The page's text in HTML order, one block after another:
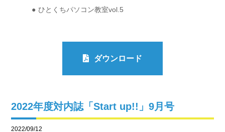
ひとくちパソコン教室vol.5
ダウンロード
2022年度対内誌「Start up!!」9月号
2022/09/12